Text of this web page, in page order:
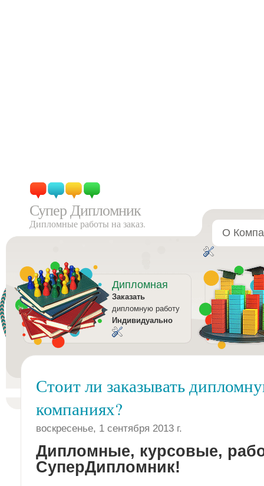
Супер Дипломник
Дипломные работы на заказ.
О
Дипломная
Заказать
дипломную работу
Индивидуально
Стоит ли заказывать
компаниях?
воскресенье, 1 сентября 2013 г.
Дипломные, курсовые,
СуперДипломник!